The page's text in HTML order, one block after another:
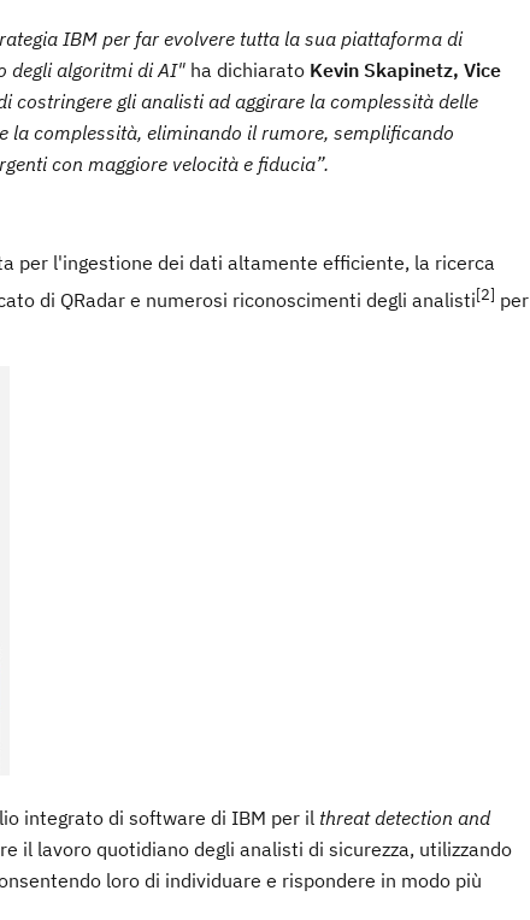
IBM per far evolvere tutta la sua piattaforma di
degli algoritmi di AI" ha dichiarato Kevin Skapinetz, Vice
costringere gli analisti ad aggirare la complessità delle
la complessità, eliminando il rumore, semplificando
con maggiore velocità e fiducia”.
per l'ingestione dei dati altamente efficiente, la ricerca
di QRadar e numerosi riconoscimenti degli analisti[2] per
integrato di software di IBM per il threat detection and
il lavoro quotidiano degli analisti di sicurezza, utilizzando
loro di individuare e rispondere in modo più